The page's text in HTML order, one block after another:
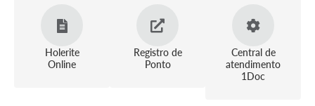
Holerite
Online
Registro de
Ponto
Central de
atendimento
1Doc